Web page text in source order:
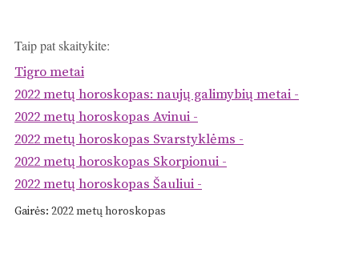
Taip pat skaitykite:
Tigro metai
2022 metų horoskopas: naujų galimybių metai -
2022 metų horoskopas Avinui -
2022 metų horoskopas Svarstyklėms -
2022 metų horoskopas Skorpionui -
2022 metų horoskopas Šauliui -
Gairės: 2022 metų horoskopas